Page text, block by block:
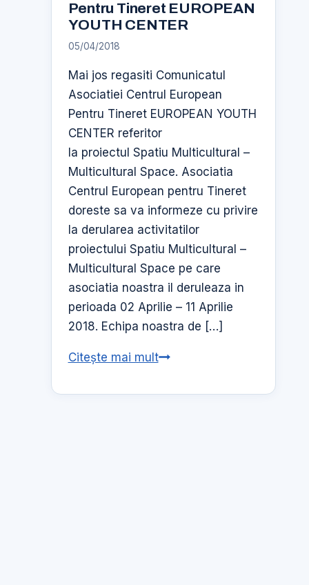
Pentru Tineret EUROPEAN
YOUTH CENTER
05/04/2018
Mai jos regasiti Comunicatul
Asociatiei Centrul European
Pentru Tineret EUROPEAN YOUTH
CENTER referitor
la proiectul Spatiu Multicultural –
Multicultural Space. Asociatia
Centrul European pentru Tineret
doreste sa va informeze cu privire
la derularea activitatilor
proiectului Spatiu Multicultural –
Multicultural Space pe care
asociatia noastra il deruleaza in
perioada 02 Aprilie – 11 Aprilie
2018. Echipa noastra de […]
Citește mai multAsociatia
European